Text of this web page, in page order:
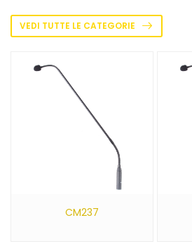
VEDI TUTTE LE CATEGORIE
CM237